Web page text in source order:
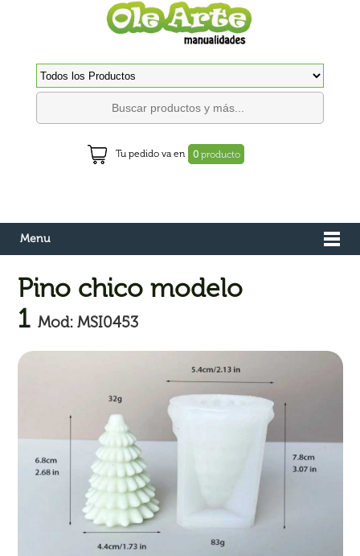
Tu pedido va en 0 producto
Menu
Pino chico modelo
1 Mod: MSI0453